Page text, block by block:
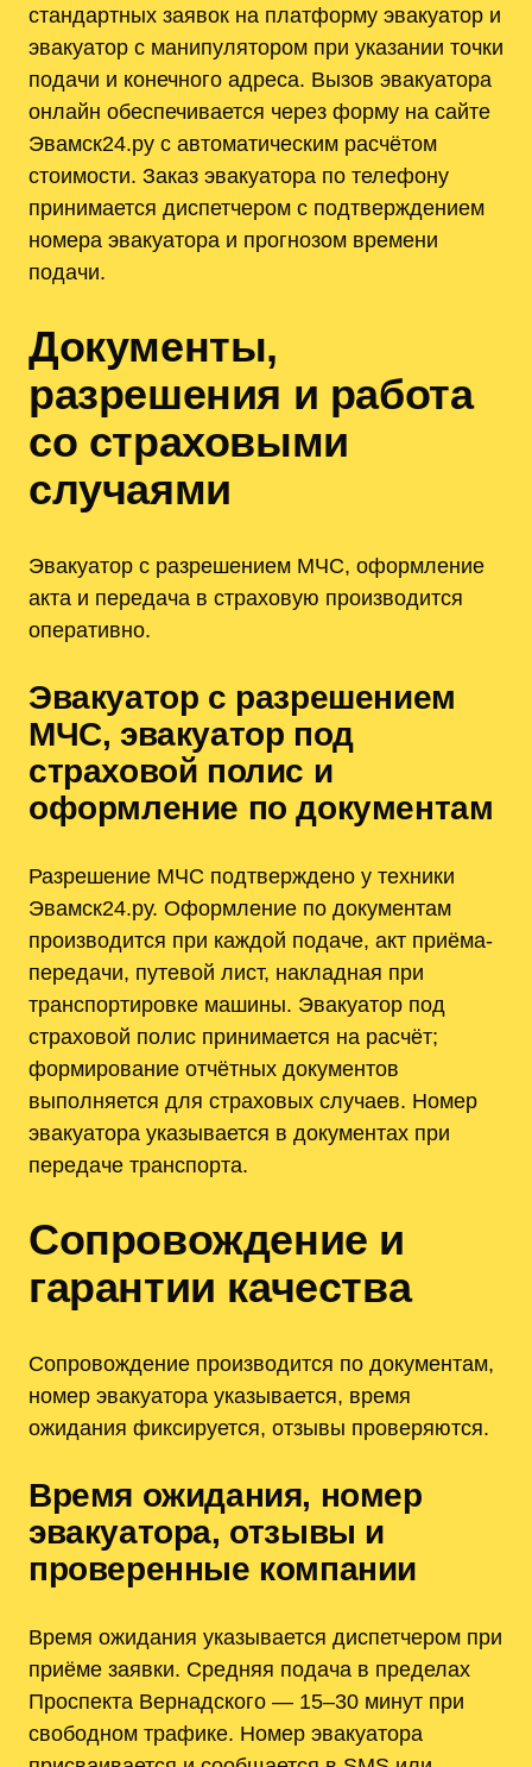
стандартных заявок на платформу эвакуатор и
эвакуатор с манипулятором при указании точки
подачи и конечного адреса. Вызов эвакуатора
онлайн обеспечивается через форму на сайте
Эвамск24.ру с автоматическим расчётом
стоимости. Заказ эвакуатора по телефону
принимается диспетчером с подтверждением
номера эвакуатора и прогнозом времени
подачи.
Документы,
разрешения и работа
со страховыми
случаями
Эвакуатор с разрешением МЧС, оформление
акта и передача в страховую производится
оперативно.
Эвакуатор с разрешением
МЧС, эвакуатор под
страховой полис и
оформление по документам
Разрешение МЧС подтверждено у техники
Эвамск24.ру. Оформление по документам
производится при каждой подаче, акт приёма-
передачи, путевой лист, накладная при
транспортировке машины. Эвакуатор под
страховой полис принимается на расчёт;
формирование отчётных документов
выполняется для страховых случаев. Номер
эвакуатора указывается в документах при
передаче транспорта.
Сопровождение и
гарантии качества
Сопровождение производится по документам,
номер эвакуатора указывается, время
ожидания фиксируется, отзывы проверяются.
Время ожидания, номер
эвакуатора, отзывы и
проверенные компании
Время ожидания указывается диспетчером при
приёме заявки. Средняя подача в пределах
Проспекта Вернадского — 15–30 минут при
свободном трафике. Номер эвакуатора